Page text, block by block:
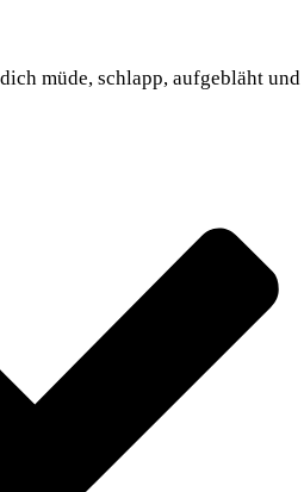
müde, schlapp, aufgebläht und